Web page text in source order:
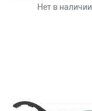
Нет в наличии